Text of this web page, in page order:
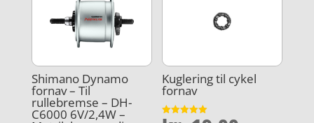
Shimano Dynamo
fornav – Til
rullebremse – DH-
C6000 6V/2,4W –
Kuglering til cykel
fornav